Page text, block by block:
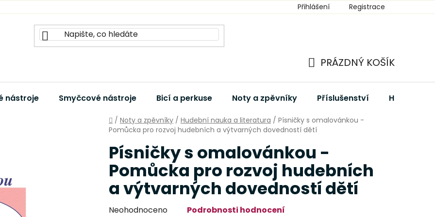
Přihlášení Registrace
KOŠÍK
PRÁZDNÝ KOŠÍK
nástroje Smyčcové nástroje Bicí a perkuse Noty a zpěvníky Příslušenství Hudební
Domů
/ Noty a zpěvníky / Hudební nauka a literatura / Písničky s omalovánkou -
Pomůcka pro rozvoj hudebních a výtvarných dovedností dětí
Písničky s omalovánkou -
Pomůcka pro rozvoj hudebních
a výtvarných dovedností dětí
Průměrné
Neohodnoceno Podrobnosti hodnocení